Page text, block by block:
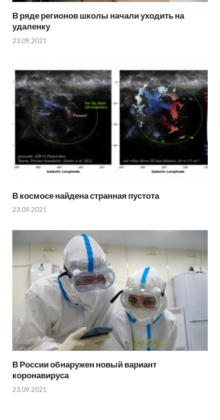
В ряде регионов школы начали уходить на
удаленку
23.09.2021
В космосе найдена странная пустота
23.09.2021
В России обнаружен новый вариант
коронавируса
23.09.2021